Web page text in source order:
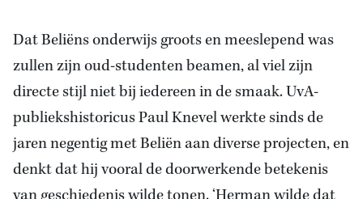
Dat Beliëns onderwijs groots en meeslepend was
zullen zijn oud-studenten beamen, al viel zijn
directe stijl niet bij iedereen in de smaak. UvA-
publiekshistoricus Paul Knevel werkte sinds de
jaren negentig met Beliën aan diverse projecten, en
denkt dat hij vooral de doorwerkende betekenis